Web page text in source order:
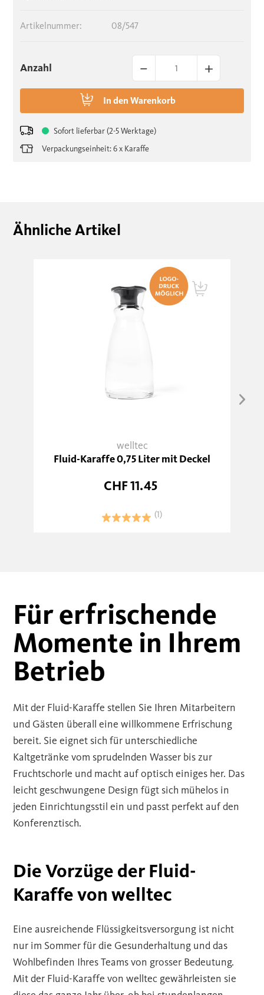
Sofort lieferbar (2-5 Werktage)
Verpackungseinheit: 6 x Karaffe
Artikelnummer: 08/547
Anzahl – +
In den Warenkorb
Ähnliche Artikel
welltec
Fluid-Karaffe 0,75 Liter mit Deckel
CHF 11.45
(1)
Für erfrischende
Momente in Ihrem
Betrieb
Mit der Fluid-Karaffe stellen Sie Ihren Mitarbeitern
und Gästen überall eine willkommene Erfrischung
bereit. Sie eignet sich für unterschiedliche
Kaltgetränke vom sprudelnden Wasser bis zur
Fruchtschorle und macht auf optisch einiges her. Das
leicht geschwungene Design fügt sich mühelos in
jeden Einrichtungsstil ein und passt perfekt auf den
Konferenztisch.
Die Vorzüge der Fluid-
Karaffe von welltec
Eine ausreichende Flüssigkeitsversorgung ist nicht
nur im Sommer für die Gesunderhaltung und das
Wohlbefinden Ihres Teams von grosser Bedeutung.
Mit der Fluid-Karaffe von welltec gewährleisten sie